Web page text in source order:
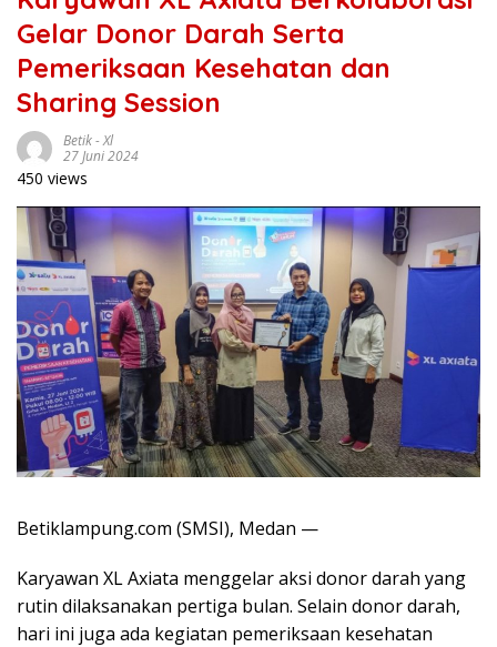
Gelar Donor Darah Serta
Pemeriksaan Kesehatan dan
Sharing Session
Betik-Xl
27 Juni 2024
450 views
Betiklampung.com (SMSI), Medan —
Karyawan XL Axiata menggelar aksi donor darah yang
rutin dilaksanakan pertiga bulan. Selain donor darah,
hari ini juga ada kegiatan pemeriksaan kesehatan